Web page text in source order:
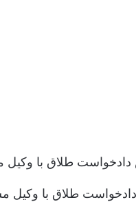
طلاق با وکیل